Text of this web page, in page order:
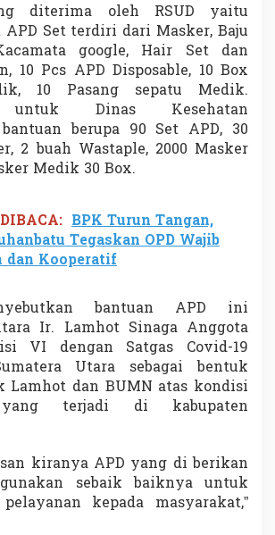
diterima oleh RSUD yaitu
APD Set terdiri dari Masker, Baju
google, Hair Set dan
10 Pcs APD Disposable, 10 Box
10 Pasang sepatu Medik.
untuk Dinas Kesehatan
berupa 90 Set APD, 30
2 buah Wastaple, 2000 Masker
Medik 30 Box.
BPK Turun Tangan,
Tegaskan OPD Wajib
dan Kooperatif
bantuan APD ini
Ir. Lamhot Sinaga Anggota
VI dengan Satgas Covid-19
Utara sebagai bentuk
Lamhot dan BUMN atas kondisi
yang terjadi di kabupaten
kiranya APD yang di berikan
sebaik baiknya untuk
kepada masyarakat,”